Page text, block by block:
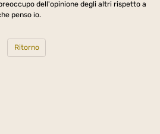
dell'opinione degli altri rispetto a
penso io.
Ritorno